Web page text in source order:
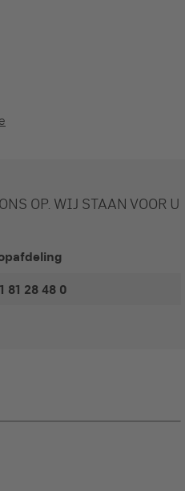
OP. WIJ STAAN VOOR U
81 28 48 0